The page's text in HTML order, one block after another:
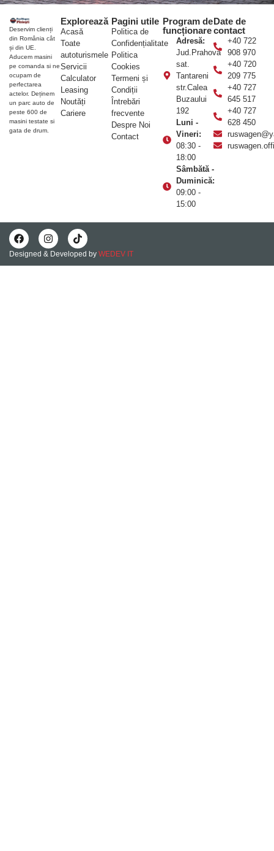
Deservim clienți
din România cât
și din UE.
Aducem masini
pe comanda si ne
ocupam de
perfectarea
actelor. Deținem
un parc auto de
peste 600 de
masini testate si
gata de drum.
Explorează
Acasă
Toate
autoturismele
Servicii
Calculator
Leasing
Noutăți
Cariere
Pagini utile
Politica de
Confidențialitate
Politica
Cookies
Termeni și
Condiții
Întrebări
frecvente
Despre Noi
Contact
Program de
funcționare
Adresă:
Jud.Prahova
sat.
Tantareni
str.Calea
Buzaului
192
Luni -
Vineri:
08:30 -
18:00
Sâmbătă -
Duminică:
09:00 -
15:00
Date de
contact
+40 722
908 970
+40 720
209 775
+40 727
645 517
+40 727
628 450
Designed & Developed by WEDEV IT